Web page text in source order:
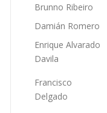
Brunno Ribeiro
Damián Romero
Enrique Alvarado
Davila
Francisco
Delgado